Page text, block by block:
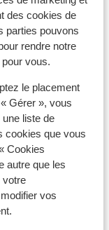
des cookies de
parties pouvons
rendre notre
vous.
le placement
Gérer », vous
liste de
cookies que vous
Cookies
autre que les
votre
vos
environ 200
environ 150
ski